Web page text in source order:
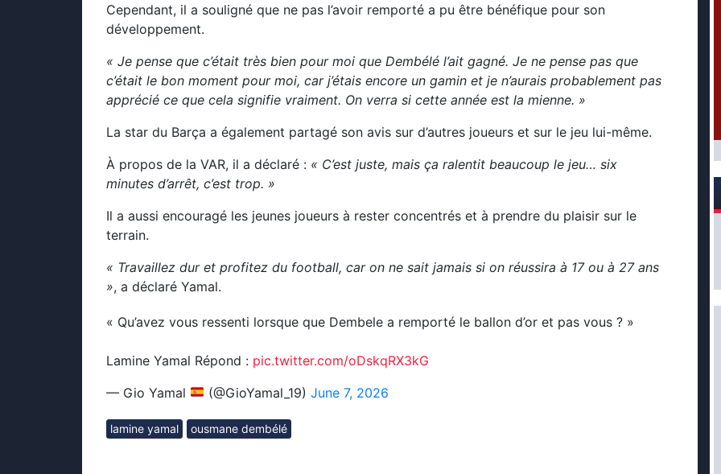
Cependant, il a souligné que ne pas l’avoir remporté a pu être bénéfique pour son
développement.
« Je pense que c’était très bien pour moi que Dembélé l’ait gagné. Je ne pense pas que
c’était le bon moment pour moi, car j’étais encore un gamin et je n’aurais probablement pas
apprécié ce que cela signifie vraiment. On verra si cette année est la mienne. »
La star du Barça a également partagé son avis sur d’autres joueurs et sur le jeu lui-même.
À propos de la VAR, il a déclaré : « C’est juste, mais ça ralentit beaucoup le jeu… six
minutes d’arrêt, c’est trop. »
Il a aussi encouragé les jeunes joueurs à rester concentrés et à prendre du plaisir sur le
terrain.
« Travaillez dur et profitez du football, car on ne sait jamais si on réussira à 17 ou à 27 ans
», a déclaré Yamal.
« Qu’avez vous ressenti lorsque que Dembele a remporté le ballon d’or et pas vous ? »
Lamine Yamal Répond : pic.twitter.com/oDskqRX3kG
— Gio Yamal
(@GioYamal_19)June 7, 2026
lamine yamal ousmane dembélé